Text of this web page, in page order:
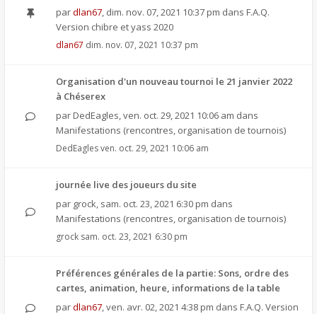
pardlan67, dim. nov. 07, 2021 10:37 pm dans F.A.Q.
Version chibre et yass 2020
dlan67 dim. nov. 07, 2021 10:37 pm
Organisation d'un nouveau tournoi le 21 janvier 2022
à Chéserex
par DedEagles,ven. oct. 29, 2021 10:06 am dans
Manifestations (rencontres, organisation de tournois)
DedEaglesven. oct. 29, 2021 10:06 am
journée live des joueurs du site
par grock, sam. oct. 23, 2021 6:30 pm dans
Manifestations (rencontres, organisation de tournois)
grock sam. oct. 23, 2021 6:30 pm
Préférences générales de la partie: Sons, ordre des
cartes, animation, heure, informations de la table
pardlan67,ven. avr. 02, 2021 4:38 pm dans F.A.Q. Version